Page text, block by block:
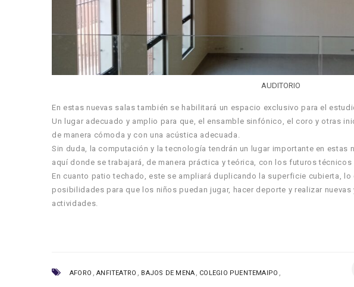
AUDITORIO
En estas nuevas salas también se habilitará un espacio exclusivo para el
Un lugar adecuado y amplio para que, el ensamble sinfónico, el coro y otras
de manera cómoda y con una acústica adecuada.
Sin duda, la computación y la tecnología tendrán un lugar importante en estas
aquí donde se trabajará, de manera práctica y teórica, con los futuros
En cuanto patio techado, este se ampliará duplicando la superficie cubierta, lo
posibilidades para que los niños puedan jugar, hacer deporte y realizar nuevas
actividades.
AFORO ,ANFITEATRO , BAJOS DE MENA , COLEGIO PUENTEMAIPO ,